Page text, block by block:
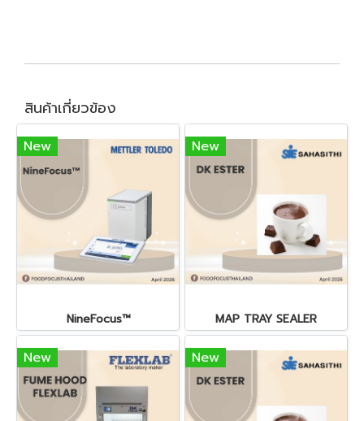
สินค้าเกี่ยวข้อง
New
NineFocus™
New
MAP TRAY SEALER
New New